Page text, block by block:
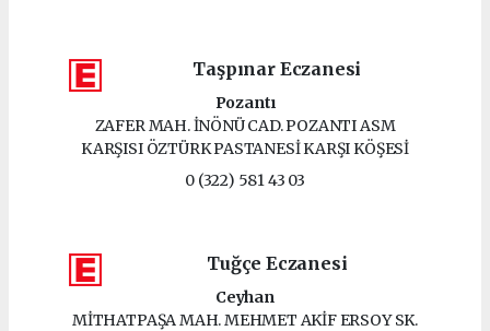
Taşpınar Eczanesi
Pozantı
ZAFER MAH. İNÖNÜ CAD. POZANTI ASM
KARŞISI ÖZTÜRK PASTANESİ KARŞI KÖŞESİ
0 (322) 581 43 03
Tuğçe Eczanesi
Ceyhan
MİTHATPAŞA MAH. MEHMET AKİF ERSOY SK.